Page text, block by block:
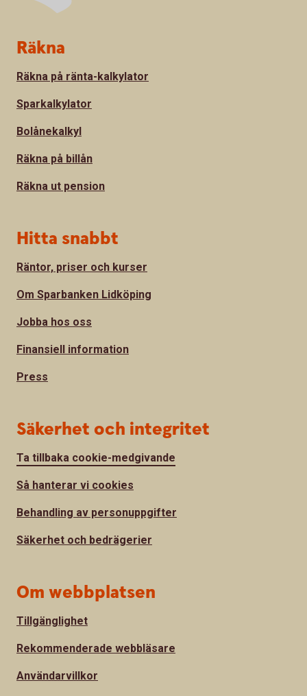
Sidfot
Räkna
Räkna på ränta-kalkylator
Sparkalkylator
Bolånekalkyl
Räkna på billån
Räkna ut pension
Hitta snabbt
Räntor, priser och kurser
Om Sparbanken Lidköping
Jobba hos oss
Finansiell information
Press
Säkerhet och integritet
Ta tillbaka cookie-medgivande
Så hanterar vi cookies
Behandling av personuppgifter
Säkerhet och bedrägerier
Om webbplatsen
Tillgänglighet
Rekommenderade webbläsare
Användarvillkor